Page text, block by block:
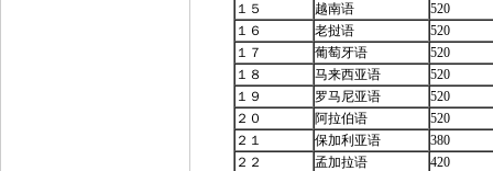
１５
越南语
520
１６
老挝语
520
１７
葡萄牙语
520
１８
马来西亚语
520
１９
罗马尼亚语
520
２０
阿拉伯语
520
２１
保加利亚语
380
２２
孟加拉语
420